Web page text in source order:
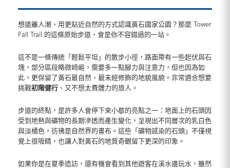
想遠離人潮、用更貼近自然的方式認識黃石國家公園？那麼 Tower
Fall Trail 的這條原始步道，會是你不容錯過的一站。
這不是一條傳統「輕鬆平坦」的散步小徑，路面帶有一些起伏與石
塊，部分區段略微崎嶇，需要多一點腳力與注意力，但也因為如
此，更保留了黃石最自然、最未經修飾的地貌風貌。非常適合想要
挑戰初階健行 、又不想太費體力的旅人。
步道的終點，是許多人會停下來小歇的亮點之一：地面上的石頭因
受到地熱與礦物的長期滲透而產生變化，呈現出不同層次的乳白色
與淡橘色，彷彿是自然界的畫布。這些「礦物感染的石頭」不僅視
覺上很吸睛，也讓人對黃石的地質奇觀留下更深的印象。
如果你是在夏季造訪，還有機會看到其他遊客在溪水邊玩水，雖然